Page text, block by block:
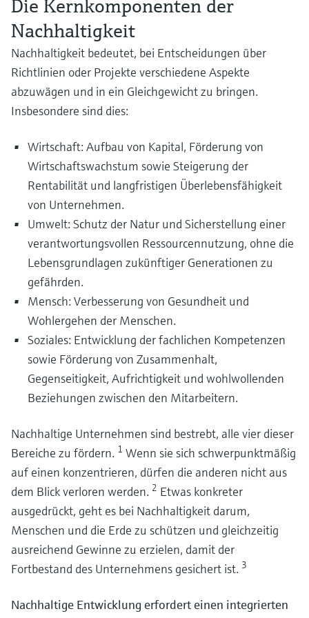
Verbessern Sie die Nachhaltigkeit Ihres Batterie-
Recyclingverfahrens
Betreiben Sie Ihr Batterierecycling nachhaltiger, indem Sie zweckmäßige
Messgeräte einsetzen, um die Sicherheit Ihrer Mitarbeitenden und Ihrer
Mehr entdecken
Nutzen Sie die Messtechnik, um Ihre Gewinnspanne zu
maximieren
Prozesseffizienz ist der Schlüssel zu einer nachhaltigen und sicheren
Aufbereitung von Batteriematerialien und eine wichtige Voraussetzung,
bei der Herstellung von Batterien der steigenden Nachfrage gerecht zu
werden.
Maximieren Sie die Effizienz Ihrer Batterieherstellung
Entdecken Sie, wie Sie mit effektiven Messungen an den entscheidenden
Stellen wertvolle Batteriemineralien effizient gewinnen und konzentrieren
können
Optimieren Sie die Sicherheit und Effizienz in der
Produktion von blauem Wasserstoff
Erkunden Sie unser innovatives Portfolio an Messgeräten für eine
und sichere Produktion von blauem Wasserstoff.
Instrumentierung für sichere Speicherung von
Entdecken Sie unser innovatives Portfolio an Messgeräten für die sichere
Speicherung von Wasserstoff.
Instrumentierung für die sichere und effiziente
Verdichtung und den Transport von Wasserstoff
Entdecken Sie unser Portfolio an Messgeräten, die die Effizienz der
Wasserstoffverdichtung und des Wasserstofftransports sicherstellen
Erhöhung der Sicherheit und Effizienz in
Continuous mercury emissions monitoring: Compliance,
plant safety and cost optimization
Learn how continuous mercury monitoring supports emissions compliance
and helps operators detect process issues before they impact plant
Biogas- und Biomethanproduktion aus Schlamm und
Abfällen
Von Abfällen zu nutzbaren Energieströmen: Erfahren Sie, wie die Biogas-
Biomethanproduktion Vergärung, Aufbereitung und einen stabilen Betrieb
miteinander kombiniert, um das Ressourcenmanagement in der
Kreislaufwirtschaft zu unterstützen.
Biochemikalien & Kreislaufwirtschaft: Optimierung der
Bio-Wertschöpfungskette
Erfahren Sie mehr über die wichtigsten Einflussfaktoren, regulatorischen
Anforderungen und prozesstechnischen Herausforderungen, die die Bio-
Wertschöpfungskette in der Produktion von Biochemikalien prägen
Die Kernkomponenten der
Nachhaltigkeit
Nachhaltigkeit bedeutet, bei Entscheidungen über
Richtlinien oder Projekte verschiedene Aspekte
abzuwägen und in ein Gleichgewicht zu bringen.
Insbesondere sind dies:
Wirtschaft: Aufbau von Kapital, Förderung von
Wirtschaftswachstum sowie Steigerung der
Rentabilität und langfristigen Überlebensfähigkeit
von Unternehmen.
Umwelt: Schutz der Natur und Sicherstellung einer
verantwortungsvollen Ressourcennutzung, ohne die
Lebensgrundlagen zukünftiger Generationen zu
gefährden.
Mensch: Verbesserung von Gesundheit und
Wohlergehen der Menschen.
Soziales: Entwicklung der fachlichen Kompetenzen
sowie Förderung von Zusammenhalt,
Gegenseitigkeit, Aufrichtigkeit und wohlwollenden
Beziehungen zwischen den Mitarbeitern.
Nachhaltige Unternehmen sind bestrebt, alle vier dieser
Bereiche zu fördern. 1 Wenn sie sich schwerpunktmäßig
auf einen konzentrieren, dürfen die anderen nicht aus
dem Blick verloren werden. 2 Etwas konkreter
ausgedrückt, geht es bei Nachhaltigkeit darum,
Menschen und die Erde zu schützen und gleichzeitig
ausreichend Gewinne zu erzielen, damit der
Fortbestand des Unternehmens gesichert ist. 3
Nachhaltige Entwicklung erfordert einen integrierten